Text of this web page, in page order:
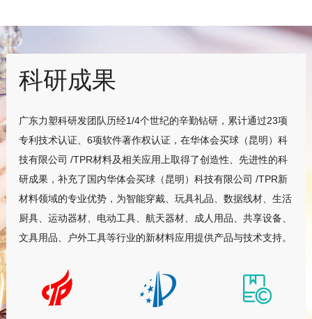
科研成果
广东力塑科研发团队历经1/4个世纪的辛勤钻研，累计通过23项
专利技术认证、6项软件著作权认证，在华体会买球（昆明）科
技有限公司 /TPR材料及相关应用上取得了创造性、先进性的科
研成果，补充了国内华体会买球（昆明）科技有限公司 /TPR新
材料领域的专业优势，为智能穿戴、玩具礼品、数据线材、生活
厨具、运动器材、电动工具、航天器材、成人用品、共享设备、
文具用品、户外工具等行业的新材料应用提供产品与技术支持。